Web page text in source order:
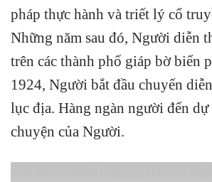
pháp thực hành và triết lý cổ
Những năm sau đó, Người diễn
trên các thành phố giáp bờ biển
1924, Người bắt đầu chuyến
lục địa. Hàng ngàn người đến
chuyện của Người.